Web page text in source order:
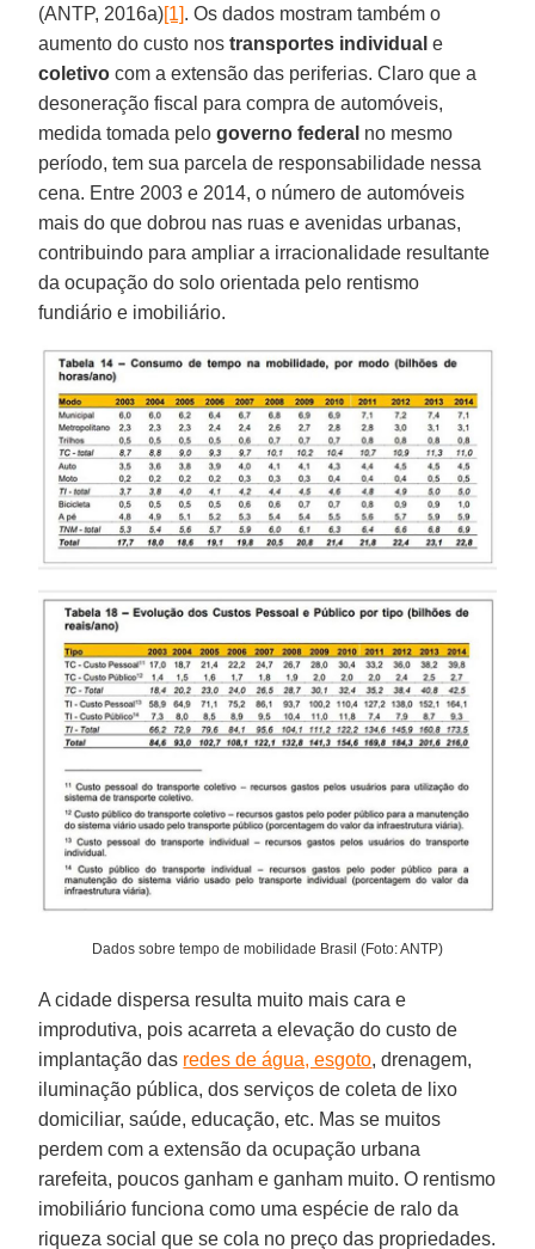
(ANTP, 2016a)[1]. Os dados mostram também o
aumento do custo nostransportes individual e
coletivo com a extensão das periferias. Claro que a
desoneração fiscal para compra de automóveis,
medida tomada pelogoverno federal no mesmo
período, tem sua parcela de responsabilidade nessa
cena. Entre 2003 e 2014, o número de automóveis
mais do que dobrou nas ruas e avenidas urbanas,
contribuindo para ampliar a irracionalidade resultante
da ocupação do solo orientada pelo rentismo
fundiário e imobiliário.
Dados sobre tempo de mobilidade Brasil (Foto: ANTP)
A cidade dispersa resulta muito mais cara e
improdutiva, pois acarreta a elevação do custo de
implantação das redes de água, esgoto, drenagem,
iluminação pública, dos serviços de coleta de lixo
domiciliar, saúde, educação, etc. Mas se muitos
perdem com a extensão da ocupação urbana
rarefeita, poucos ganham e ganham muito. O rentismo
imobiliário funciona como uma espécie de ralo da
riqueza social que se cola no preço das propriedades.